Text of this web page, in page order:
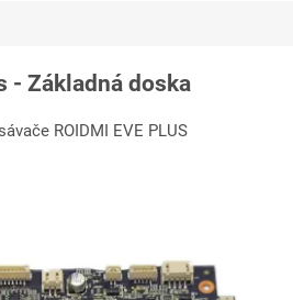
- Základná doska
ROIDMI EVE PLUS